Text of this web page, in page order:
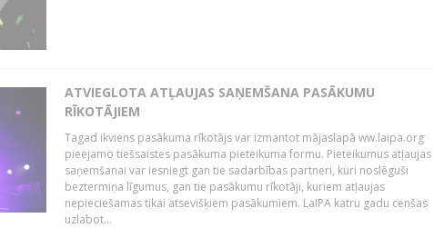
ATVIEGLOTA ATĻAUJAS SAŅEMŠANA PASĀKUMU
RĪKOTĀJIEM
Tagad ikviens pasākuma rīkotājs var izmantot mājaslapā ww.laipa.org
pieejamo tiešsaistes pasākuma pieteikuma formu. Pieteikumus atļaujas
saņemšanai var iesniegt gan tie sadarbības partneri, kuri noslēguši
beztermiņa līgumus, gan tie pasākumu rīkotāji, kuriem atļaujas
nepieciešamas tikai atsevišķiem pasākumiem. LaIPA katru gadu cenšas
uzlabot...